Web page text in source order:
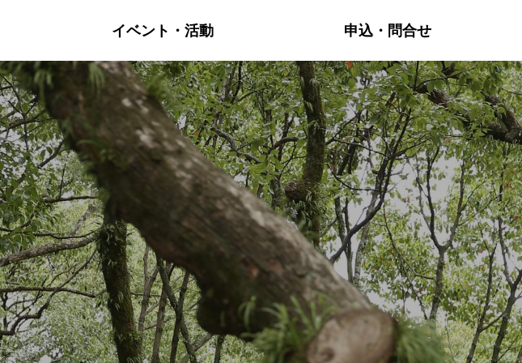
イベント・活動 申込・問合せ